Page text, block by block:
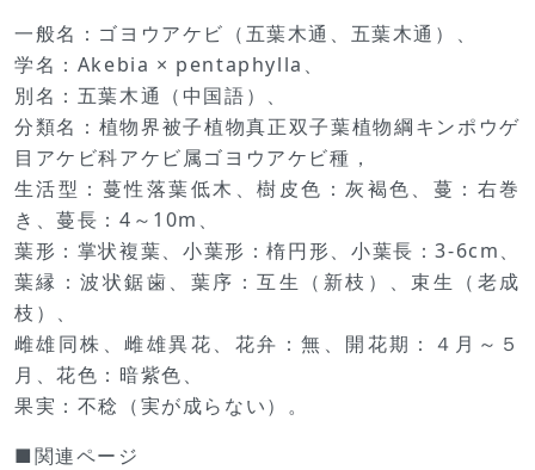
一般名：ゴヨウアケビ（五葉木通、五葉木通）、
学名：Akebia × pentaphylla、
別名：五葉木通（中国語）、
分類名：植物界被子植物真正双子葉植物綱キンポウゲ
目アケビ科アケビ属ゴヨウアケビ種，
生活型：蔓性落葉低木、樹皮色：灰褐色、蔓：右巻
き、蔓長：4～10m、
葉形：掌状複葉、小葉形：楕円形、小葉長：3-6cm、
葉縁：波状鋸歯、葉序：互生（新枝）、束生（老成
枝）、
雌雄同株、雌雄異花、花弁：無、開花期：４月～５
月、花色：暗紫色、
果実：不稔（実が成らない）。
■関連ページ